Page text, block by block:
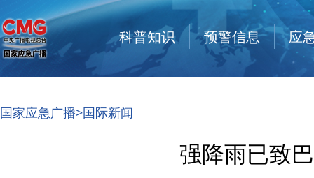
科普知识 预警信息 应
国家应急广播>国际新闻
强降雨已致